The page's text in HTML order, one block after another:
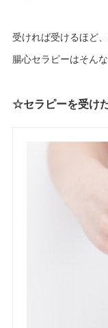
受ければ受けるほど
腸心セラピーはそん
☆セラピーを受け